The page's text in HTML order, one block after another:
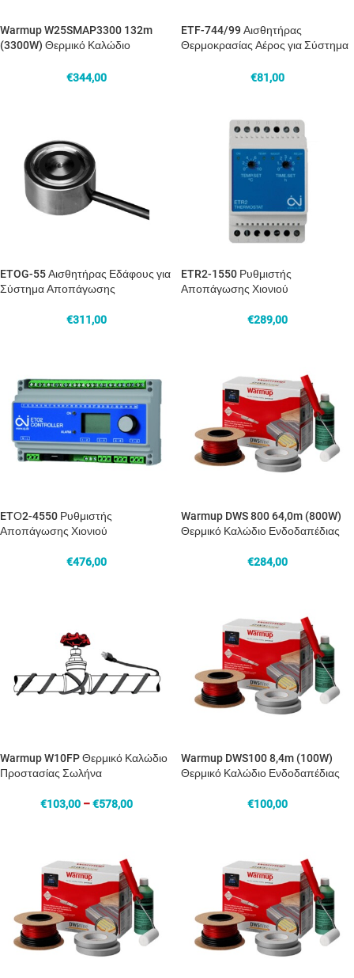
Warmup W25SMAP3300 132m
(3300W) Θερμικό Καλώδιο
€344,00
ETF-744/99 Αισθητήρας
Θερμοκρασίας Αέρος για Σύστημα
€81,00
ETOG-55 Αισθητήρας Εδάφους για
Σύστημα Αποπάγωσης
€311,00
ETR2-1550 Ρυθμιστής
Αποπάγωσης Χιονιού
€289,00
ETΟ2-4550 Ρυθμιστής
Αποπάγωσης Χιονιού
€476,00
Warmup DWS 800 64,0m (800W)
Θερμικό Καλώδιο Ενδοδαπέδιας
€284,00
Warmup W10FP Θερμικό Καλώδιο
Προστασίας Σωλήνα
€103,00 –€578,00
Warmup DWS100 8,4m (100W)
Θερμικό Καλώδιο Ενδοδαπέδιας
€100,00